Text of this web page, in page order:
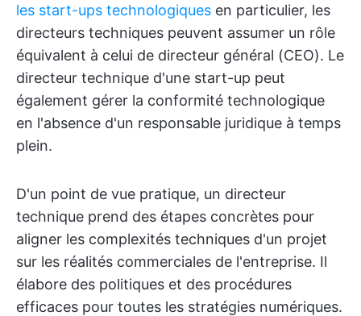
les start-ups technologiques en particulier, les
directeurs techniques peuvent assumer un rôle
équivalent à celui de directeur général (CEO). Le
directeur technique d'une start-up peut
également gérer la conformité technologique
en l'absence d'un responsable juridique à temps
plein.
D'un point de vue pratique, un directeur
technique prend des étapes concrètes pour
aligner les complexités techniques d'un projet
sur les réalités commerciales de l'entreprise. Il
élabore des politiques et des procédures
efficaces pour toutes les stratégies numériques.